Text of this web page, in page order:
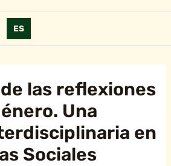
ES
las reflexiones
Una
en
Sociales